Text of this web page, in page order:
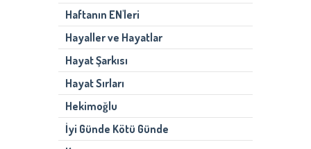
Haftanın EN'leri
Hayaller ve Hayatlar
Hayat Şarkısı
Hayat Sırları
Hekimoğlu
İyi Günde Kötü Günde